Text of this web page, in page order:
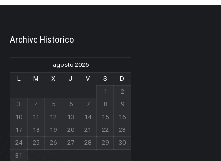
Archivo Historico
agosto 2026
L
M X J V S
D
1
2
3
4 5 6 7 8
9
10
11 12 13 14 15
16
17
18 19 20 21 22
23
24
25 26 27 28 29
30
31